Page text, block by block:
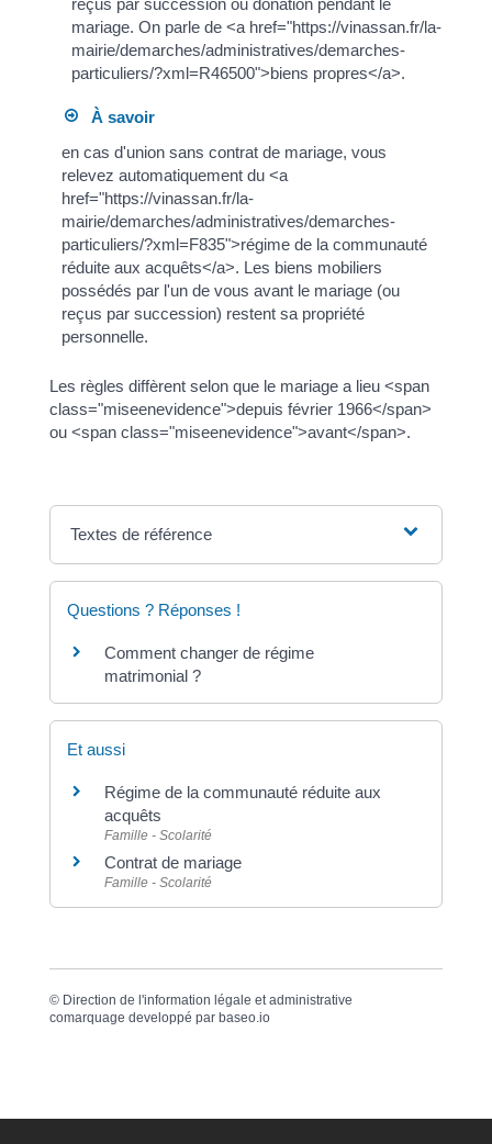
reçus par succession ou donation pendant le
mariage. On parle de <a href="https://vinassan.fr/la-
mairie/demarches/administratives/demarches-
particuliers/?xml=R46500">biens propres</a>.
À savoir
en cas d'union sans contrat de mariage, vous
relevez automatiquement du <a
href="https://vinassan.fr/la-
mairie/demarches/administratives/demarches-
particuliers/?xml=F835">régime de la communauté
réduite aux acquêts</a>. Les biens mobiliers
possédés par l'un de vous avant le mariage (ou
reçus par succession) restent sa propriété
personnelle.
Les règles diffèrent selon que le mariage a lieu <span
class="miseenevidence">depuis février 1966</span>
ou <span class="miseenevidence">avant</span>.
Textes de référence
Questions ? Réponses !
Comment changer de régime
matrimonial ?
Et aussi
Régime de la communauté réduite aux
acquêts
Famille - Scolarité
Contrat de mariage
Famille - Scolarité
© Direction de l'information légale et administrative
comarquage developpé par baseo.io